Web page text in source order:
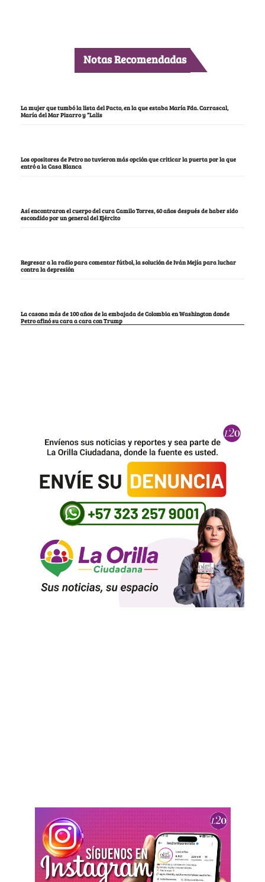
Notas Recomendadas
La mujer que tumbó la lista del Pacto, en la que estaba María Fda. Carrascal,
María del Mar Pizarro y “Lalis
Los opositores de Petro no tuvieron más opción que criticar la puerta por la que
entró a la Casa Blanca
Así encontraron el cuerpo del cura Camilo Torres, 60 años después de haber sido
escondido por un general del Ejército
Regresar a la radio para comentar fútbol, la solución de Iván Mejía para luchar
contra la depresión
La casona más de 100 años de la embajada de Colombia en Washington donde
Petro afinó su cara a cara con Trump